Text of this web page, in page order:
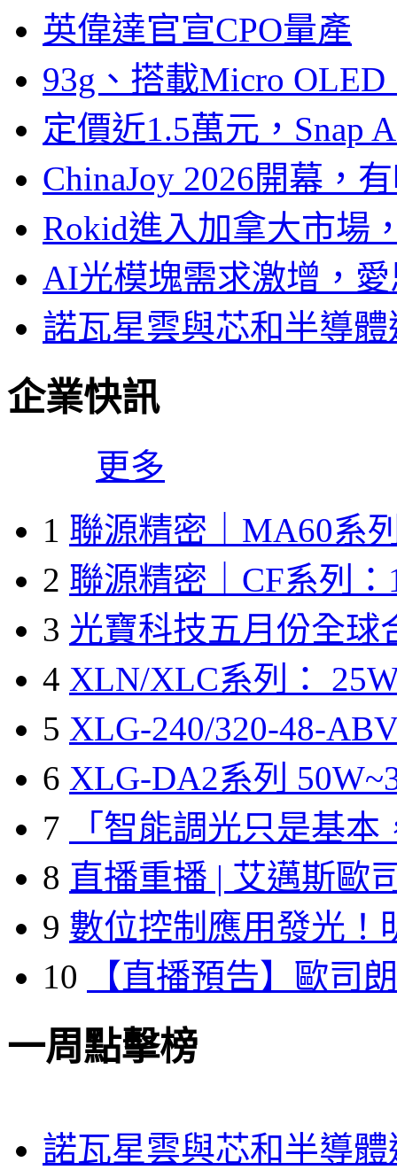
英偉達官宣CPO量產
93g、搭載Micro
定價近1.5萬元，Snap
ChinaJoy 2026開幕，
Rokid進入加拿大市場
AI光模塊需求激增，
諾瓦星雲與芯和半導
企業快訊
更多
1 聯源精密｜MA60系
2 聯源精密｜CF系列：
3 光寶科技五月份全球
4 XLN/XLC系列：
5 XLG-240/320-48-
6 XLG-DA2系列
7
「智能調光只是基本
8 直播重播 | 艾邁斯歐
9 數位控制應用發光！
10
【直播預告】歐司
一周點擊榜
諾瓦星雲與芯和半導